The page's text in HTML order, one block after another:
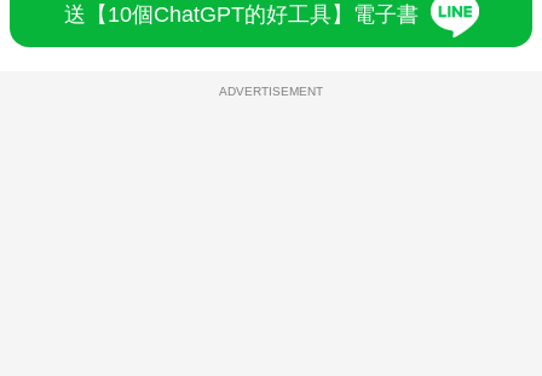
送【10個ChatGPT的好工具】電子書
ADVERTISEMENT